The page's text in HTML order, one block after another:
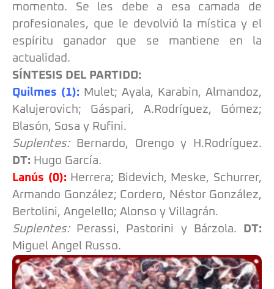
momento. Se les debe a esa camada de
profesionales, que le devolvió la mística y el
espíritu ganador que se mantiene en la
actualidad.
SÍNTESIS DEL PARTIDO:
Quilmes (1): Mulet; Ayala, Karabin, Almandoz,
Kalujerovich; Gáspari, A.Rodríguez, Gómez;
Blasón, Sosa y Rufini.
Suplentes:
Bernardo, Orengo y H.Rodríguez.
DT: Hugo García.
Lanús (0): Herrera; Bidevich, Meske, Schurrer,
Armando González; Cordero, Néstor González,
Bertolini, Angelello; Alonso y Villagrán.
Suplentes:
Perassi, Pastorini y Bárzola.
DT:
Miguel Angel Russo.